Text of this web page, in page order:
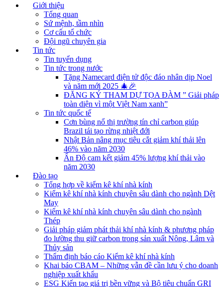
Giới thiệu
Tổng quan
Sứ mệnh, tầm nhìn
Cơ cấu tổ chức
Đội ngũ chuyên gia
Tin tức
Tin tuyển dụng
Tin tức trong nước
Tặng Namecard điện tử độc đáo nhân dịp Noel
và năm mới 2025 🎄🎉
ĐĂNG KÝ THAM DỰ TỌA ĐÀM ” Giải pháp
toàn diện vì một Việt Nam xanh”
Tin tức quốc tế
Cơn bùng nổ thị trường tín chỉ carbon giúp
Brazil tái tạo rừng nhiệt đới
Nhật Bản nâng mục tiêu cắt giảm khí thải lên
46% vào năm 2030
Ấn Độ cam kết giảm 45% lượng khí thải vào
năm 2030
Đào tạo
Tổng hợp về kiểm kê khí nhà kính
Kiểm kê khí nhà kính chuyên sâu dành cho ngành Dệt
May
Kiểm kê khí nhà kính chuyên sâu dành cho ngành
Thép
Giải pháp giảm phát thải khí nhà kính & phương pháp
đo lường thu giữ carbon trong sản xuất Nông, Lâm và
Thủy sản
Thẩm định báo cáo Kiểm kê khí nhà kính
Khai báo CBAM – Những vẫn đề cần lưu ý cho doanh
nghiệp xuất khẩu
ESG Kiến tạo giá trị bền vững và Bộ tiêu chuẩn GRI